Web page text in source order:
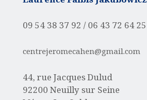
09 54 38 37 92 / 06 43 72 64 25
centrejeromecahen@gmail.com
44, rue Jacques Dulud
92200 Neuilly sur Seine